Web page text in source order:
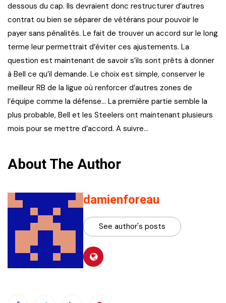
dessous du cap. Ils devraient donc restructurer d’autres
contrat ou bien se séparer de vétérans pour pouvoir le
payer sans pénalités. Le fait de trouver un accord sur le long
terme leur permettrait d’éviter ces ajustements. La
question est maintenant de savoir s’ils sont prêts à donner
à Bell ce qu’il demande. Le choix est simple, conserver le
meilleur RB de la ligue où renforcer d’autres zones de
l’équipe comme la défense… La première partie semble la
plus probable, Bell et les Steelers ont maintenant plusieurs
mois pour se mettre d’accord. A suivre…
About The Author
damienforeau
See author's posts